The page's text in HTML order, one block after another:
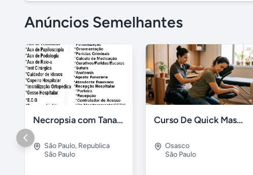
Anúncios Semelhantes
Necropsia com Tanatopraxia e muito mais
São Paulo, Republica
São Paulo
Curso De Quick Massagem - Massagem Na Cadeira
Osasco
São Paulo